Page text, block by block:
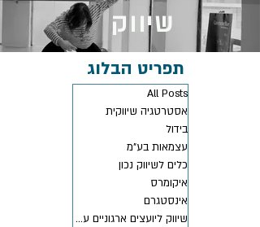
שיווק
תפריט הבלוג
All Posts
אסטרטגיה שיווקית
בידול
עצמאות בע"מ
כלים לשיווק נכון
איקומרס
אינסטגרם
שיווק ליועצים ארגוניים עצמאיים